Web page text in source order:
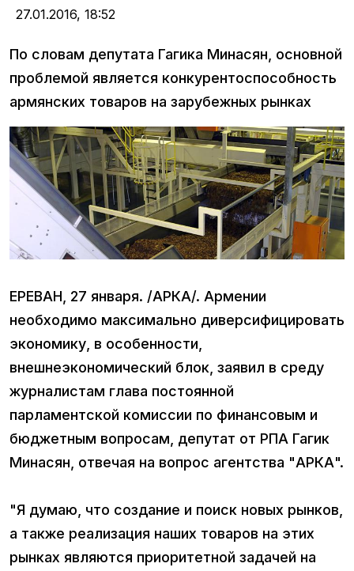
27.01.2016, 18:52
По словам депутата Гагика Минасян, oсновной
проблемой является конкурентоспособность
армянских товаров на зарубежных рынках
ЕРЕВАН, 27 января. /АРКА/. Армении
необходимо максимально диверсифицировать
экономику, в особенности,
внешнеэкономический блок, заявил в среду
журналистам глава постоянной
парламентской комиссии по финансовым и
бюджетным вопросам, депутат от РПА Гагик
Минасян, отвечая на вопрос агентства "АРКА".
"Я думаю, что создание и поиск новых рынков,
а также реализация наших товаров на этих
рынках являются приоритетной задачей на